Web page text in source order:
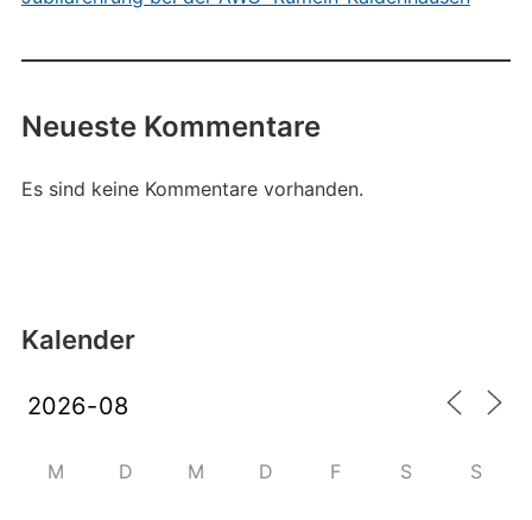
Neueste Kommentare
Es sind keine Kommentare vorhanden.
Kalender
M D M D F S S